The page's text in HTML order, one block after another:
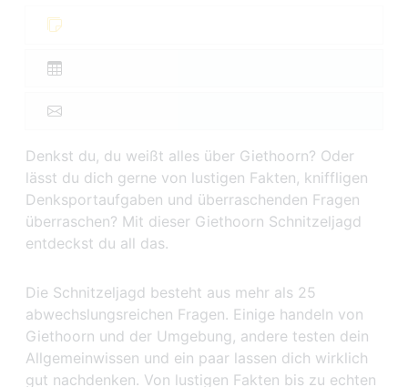
Denkst du, du weißt alles über Giethoorn? Oder
lässt du dich gerne von lustigen Fakten, kniffligen
Denksportaufgaben und überraschenden Fragen
überraschen? Mit dieser Giethoorn Schnitzeljagd
entdeckst du all das.
Die Schnitzeljagd besteht aus mehr als 25
abwechslungsreichen Fragen. Einige handeln von
Giethoorn und der Umgebung, andere testen dein
Allgemeinwissen und ein paar lassen dich wirklich
gut nachdenken. Von lustigen Fakten bis zu echten